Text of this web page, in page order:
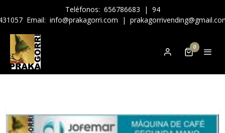
Teléfonos: 656786683 | 94
Email: info@prakagorri.com |
0